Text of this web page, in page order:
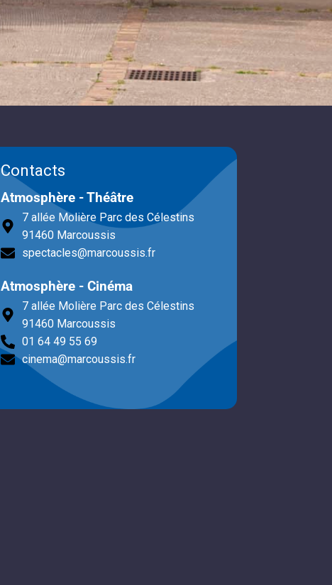
Contacts
Atmosphère - Théâtre
7 allée Molière Parc des Célestins
91460 Marcoussis
spectacles@marcoussis.fr
Atmosphère - Cinéma
7 allée Molière Parc des Célestins
91460 Marcoussis
01 64 49 55 69
cinema@marcoussis.fr